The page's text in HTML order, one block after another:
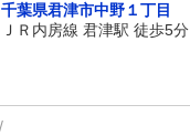
千葉県君津市中野１丁目
ＪＲ内房線 君津駅 徒歩5分